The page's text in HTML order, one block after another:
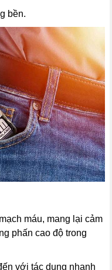
bền.
máu, mang lại cảm
phấn cao độ trong
với tác dụng nhanh